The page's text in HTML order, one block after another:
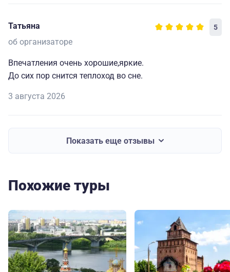
Татьяна 5
об организаторе
Впечатления очень хорошие,яркие.
До сих пор снится теплоход во сне.
3 августа 2026
Показать еще отзывы
Похожие туры